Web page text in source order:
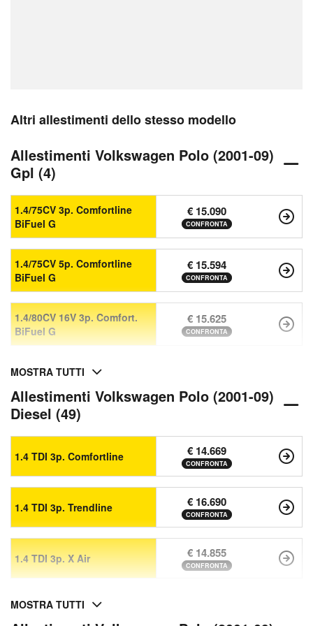
Altri allestimenti dello stesso modello
Allestimenti Volkswagen Polo (2001-09)
Gpl (4)
1.4/75CV 3p. Comfortline
BiFuel G
€ 15.090
CONFRONTA
1.4/75CV 5p. Comfortline
BiFuel G
€ 15.594
CONFRONTA
1.4/80CV 16V 3p. Comfort.
BiFuel G
€ 15.625
CONFRONTA
MOSTRA TUTTI
Allestimenti Volkswagen Polo (2001-09)
Diesel (49)
1.4 TDI 3p. Comfortline € 14.669
CONFRONTA
1.4 TDI 3p. Trendline € 16.690
CONFRONTA
1.4 TDI 3p. X Air € 14.855
CONFRONTA
MOSTRA TUTTI